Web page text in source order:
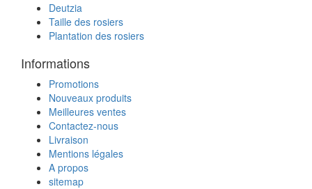
Deutzia
Taille des rosiers
Plantation des rosiers
Informations
Promotions
Nouveaux produits
Meilleures ventes
Contactez-nous
Livraison
Mentions légales
A propos
sitemap